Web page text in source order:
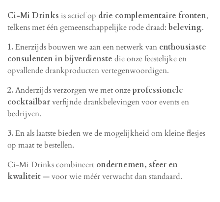
Ci-Mi Drinks is actief op drie complementaire fronten,
telkens met één gemeenschappelijke rode draad: beleving.
1. Enerzijds bouwen we aan een netwerk van enthousiaste
consulenten in bijverdienste die onze feestelijke en
opvallende drankproducten vertegenwoordigen.
2. Anderzijds verzorgen we met onzeprofessionele
cocktailbarverfijnde drankbelevingen voor events en
bedrijven.
3. En als laatste bieden we de mogelijkheid om kleine flesjes
op maat te bestellen.
Ci-Mi Drinks combineert ondernemen, sfeer en
kwaliteit— voor wie méér verwacht dan standaard.